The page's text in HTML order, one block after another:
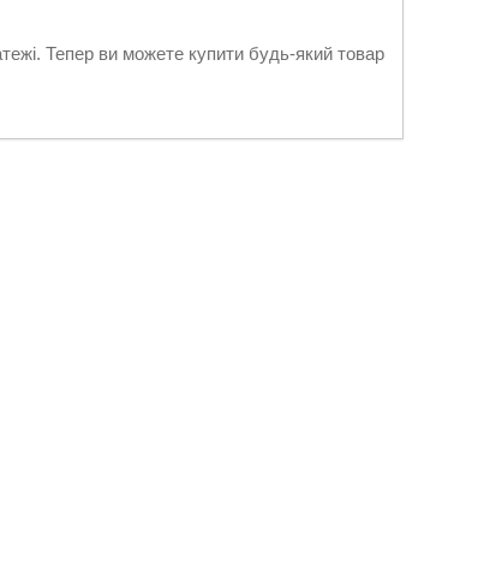
Тепер ви можете купити будь-який товар